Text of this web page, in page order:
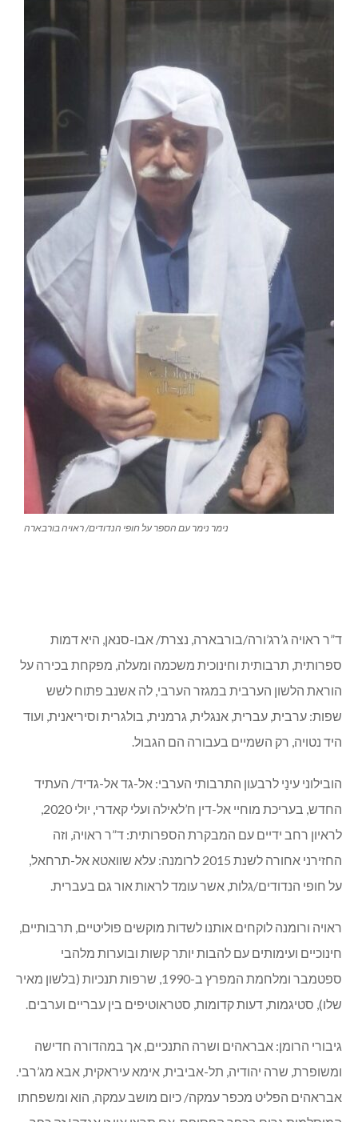
נימר נימר עם הספר על חופי הנדודים/ ראויה בורבארה
ד”ר ראויה ג’רג’ורה/בורבארה, נצרת/ אבו-סנאן, היא דמות
ספרותית, תרבותית וחינוכית משכמה ומעלה, מפקחת בכירה על
הוראת הלשון הערבית במגזר הערבי, לה אשנב פתוח לשש
שפות: ערבית, עברית, אנגלית, גרמנית, בולגרית וסיריאנית, ועוד
היד נטויה, רק השמיים בעבורה הם הגבול.
הובילוני עינַי לרבעון התרבותי הערבי: אל-גד אל-גדיד/ העתיד
לראיון רחב ידיים עם המבקרת הספרותית: ד”ר ראויה, וזה
החזירני אחורה לשנת 2015 לרומנה: עלא שוואטא אל-תרחאל,
על חופי הנדודים/גלות, אשר עומד לראות אור גם בעברית.
ראויה ורומנה לוקחים אותנו לשדות מוקשים פוליטיים, תרבותיים,
חינוכיים ועימותים עם להבות יותר קשות ובוערות מלהבי
ספטמבר ומלחמת המפרץ ב-1990, שרפות תנכיות (בלשון מאיר
שלו), סטיגמות, דעות קדומות, סטראוטיפים בין עבריים וערבים.
גיבורי הרומן: אבראהים ושרה התנכיים, אך במהדורה חדישה
ומשופרת, שרה יהודיה, תל-אביבית, אימא עיראקית, אבא מג’רבי.
אבראהים הפליט מכפר עמקה/ כיום מושב עמקה, הוא ומשפחתו